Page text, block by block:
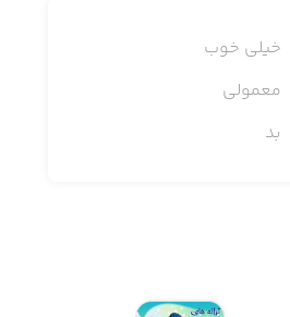
خیلی خوب
معمولی
بد